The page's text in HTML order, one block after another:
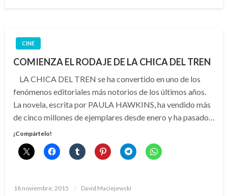
CINE
COMIENZA EL RODAJE DE LA CHICA DEL TREN
LA CHICA DEL TREN se ha convertido en uno de los
fenómenos editoriales más notorios de los últimos años.
La novela, escrita por PAULA HAWKINS, ha vendido más
de cinco millones de ejemplares desde enero y ha pasado…
¡Compártelo!
Publicado
18 noviembre, 2015 David Maciejewski